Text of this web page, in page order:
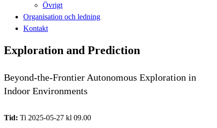
Övrigt
Organisation och ledning
Kontakt
Exploration and Prediction
Beyond-the-Frontier Autonomous Exploration in
Indoor Environments
Tid: Ti 2025-05-27 kl 09.00